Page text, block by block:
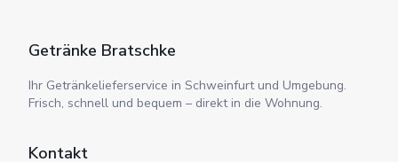
Getränke Bratschke
Ihr Getränkelieferservice in Schweinfurt und Umgebung.
Frisch, schnell und bequem – direkt in die Wohnung.
Kontakt